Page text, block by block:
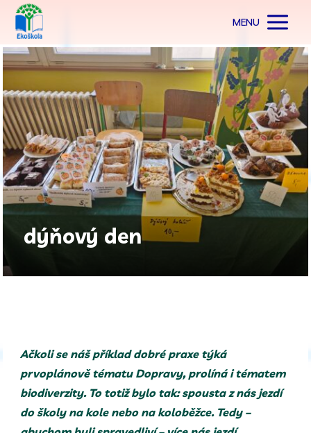
MENU
dýňový den
Ačkoli se náš příklad dobré praxe týká
prvoplánově tématu Dopravy, prolíná i tématem
biodiverzity. To totiž bylo tak: spousta z nás jezdí
do školy na kole nebo na koloběžce. Tedy –